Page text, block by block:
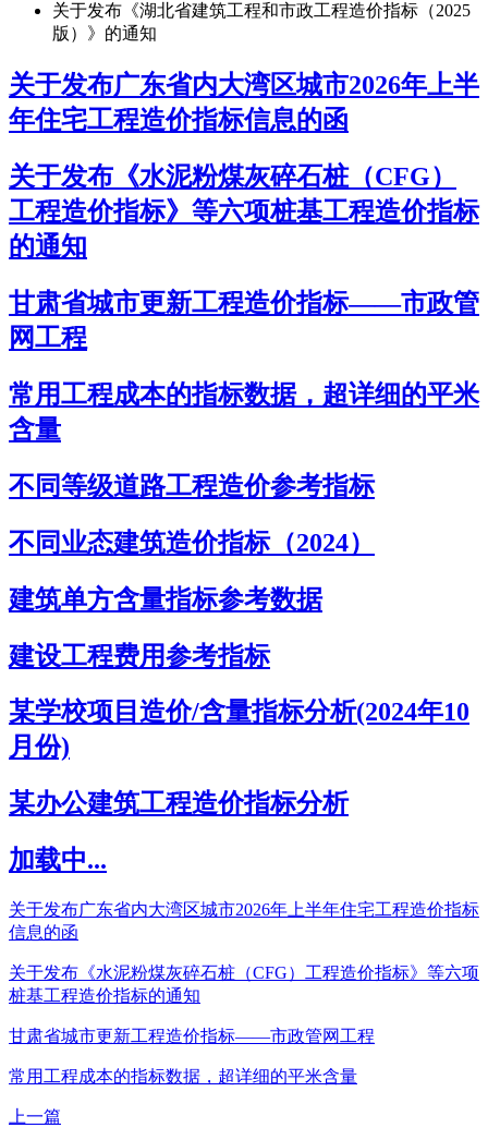
关于发布《湖北省建筑工程和市政工程造价指标（2025
版）》的通知
关于发布广东省内大湾区城市2026年上半
年住宅工程造价指标信息的函
关于发布《水泥粉煤灰碎石桩（CFG）
工程造价指标》等六项桩基工程造价指标
的通知
甘肃省城市更新工程造价指标——市政管
网工程
常用工程成本的指标数据，超详细的平米
含量
不同等级道路工程造价参考指标
不同业态建筑造价指标（2024）
建筑单方含量指标参考数据
建设工程费用参考指标
某学校项目造价/含量指标分析(2024年10
月份)
某办公建筑工程造价指标分析
加载中...
关于发布广东省内大湾区城市2026年上半年住宅工程造价指标
信息的函
关于发布《水泥粉煤灰碎石桩（CFG）工程造价指标》等六项
桩基工程造价指标的通知
甘肃省城市更新工程造价指标——市政管网工程
常用工程成本的指标数据，超详细的平米含量
上一篇